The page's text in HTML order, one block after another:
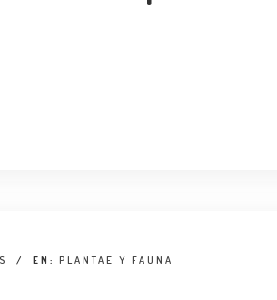
/ EN: PLANTAE Y FAUNA